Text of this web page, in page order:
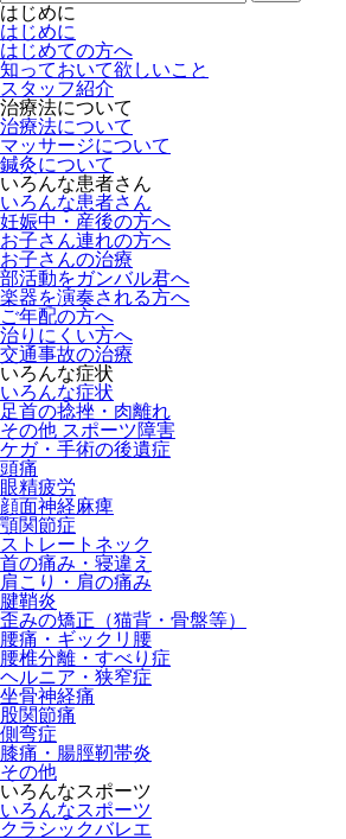
はじめに
はじめに
はじめての方へ
知っておいて欲しいこと
スタッフ紹介
治療法について
治療法について
マッサージについて
鍼灸について
いろんな患者さん
いろんな患者さん
妊娠中・産後の方へ
お子さん連れの方へ
お子さんの治療
部活動をガンバル君へ
楽器を演奏される方へ
ご年配の方へ
治りにくい方へ
交通事故の治療
いろんな症状
いろんな症状
足首の捻挫・肉離れ
その他 スポーツ障害
ケガ・手術の後遺症
頭痛
眼精疲労
顔面神経麻痺
顎関節症
ストレートネック
首の痛み・寝違え
肩こり・肩の痛み
腱鞘炎
歪みの矯正（猫背・骨盤等）
腰痛・ギックリ腰
腰椎分離・すべり症
ヘルニア・狭窄症
坐骨神経痛
股関節痛
側弯症
膝痛・腸脛靭帯炎
その他
いろんなスポーツ
いろんなスポーツ
クラシックバレエ